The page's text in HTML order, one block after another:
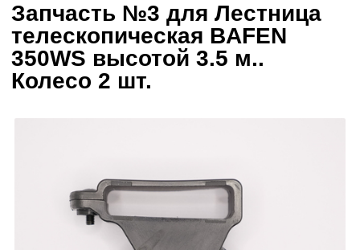
Запчасть №3 для Лестница
телескопическая BAFEN
350WS высотой 3.5 м..
Колесо 2 шт.